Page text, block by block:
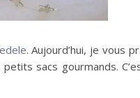
. Aujourd’hui, je vous
sacs gourmands.